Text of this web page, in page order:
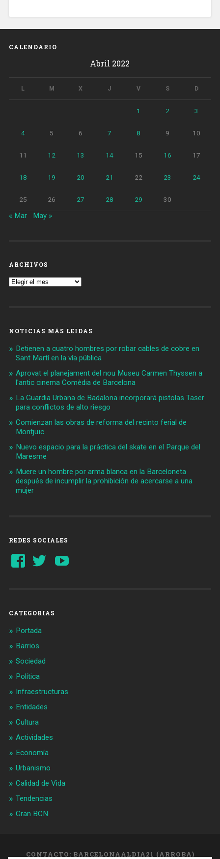
CALENDARIO
Abril 2022
L M X J V S D
1 2 3
4 5 6 7 8 9 10
11 12 13 14 15 16 17
18 19 20 21 22 23 24
25 26 27 28 29 30
« Mar May »
ARCHIVOS
Archivos
NOTICIAS MÁS LEIDAS
Detienen a cuatro hombres por robar cables de cobre en
Sant Martí en la vía pública
Aprovat el planejament del nou Museu Carmen Thyssen a
l'antic cinema Comèdia de Barcelona
La Guardia Urbana de Badalona incorporará pistolas Taser
para conflictos de alto riesgo
Comienzan las obras de reforma del recinto ferial de
Montjuïc
Nuevo espacio para la práctica del skate en el Parque del
Maresme
Muere un hombre por arma blanca en la Barceloneta
después de incumplir la prohibición de acercarse a una
mujer
REDES SOCIALES
Ver
perfil
Ver
perfil
CATEGORIAS
Portada
Barrios
Sociedad
Política
Infraestructuras
Entidades
Cultura
Actividades
Economía
Urbanismo
Calidad de Vida
Tendencias
Gran BCN
CONTACTO: BARCELONAALDIA21 (ARROBA)